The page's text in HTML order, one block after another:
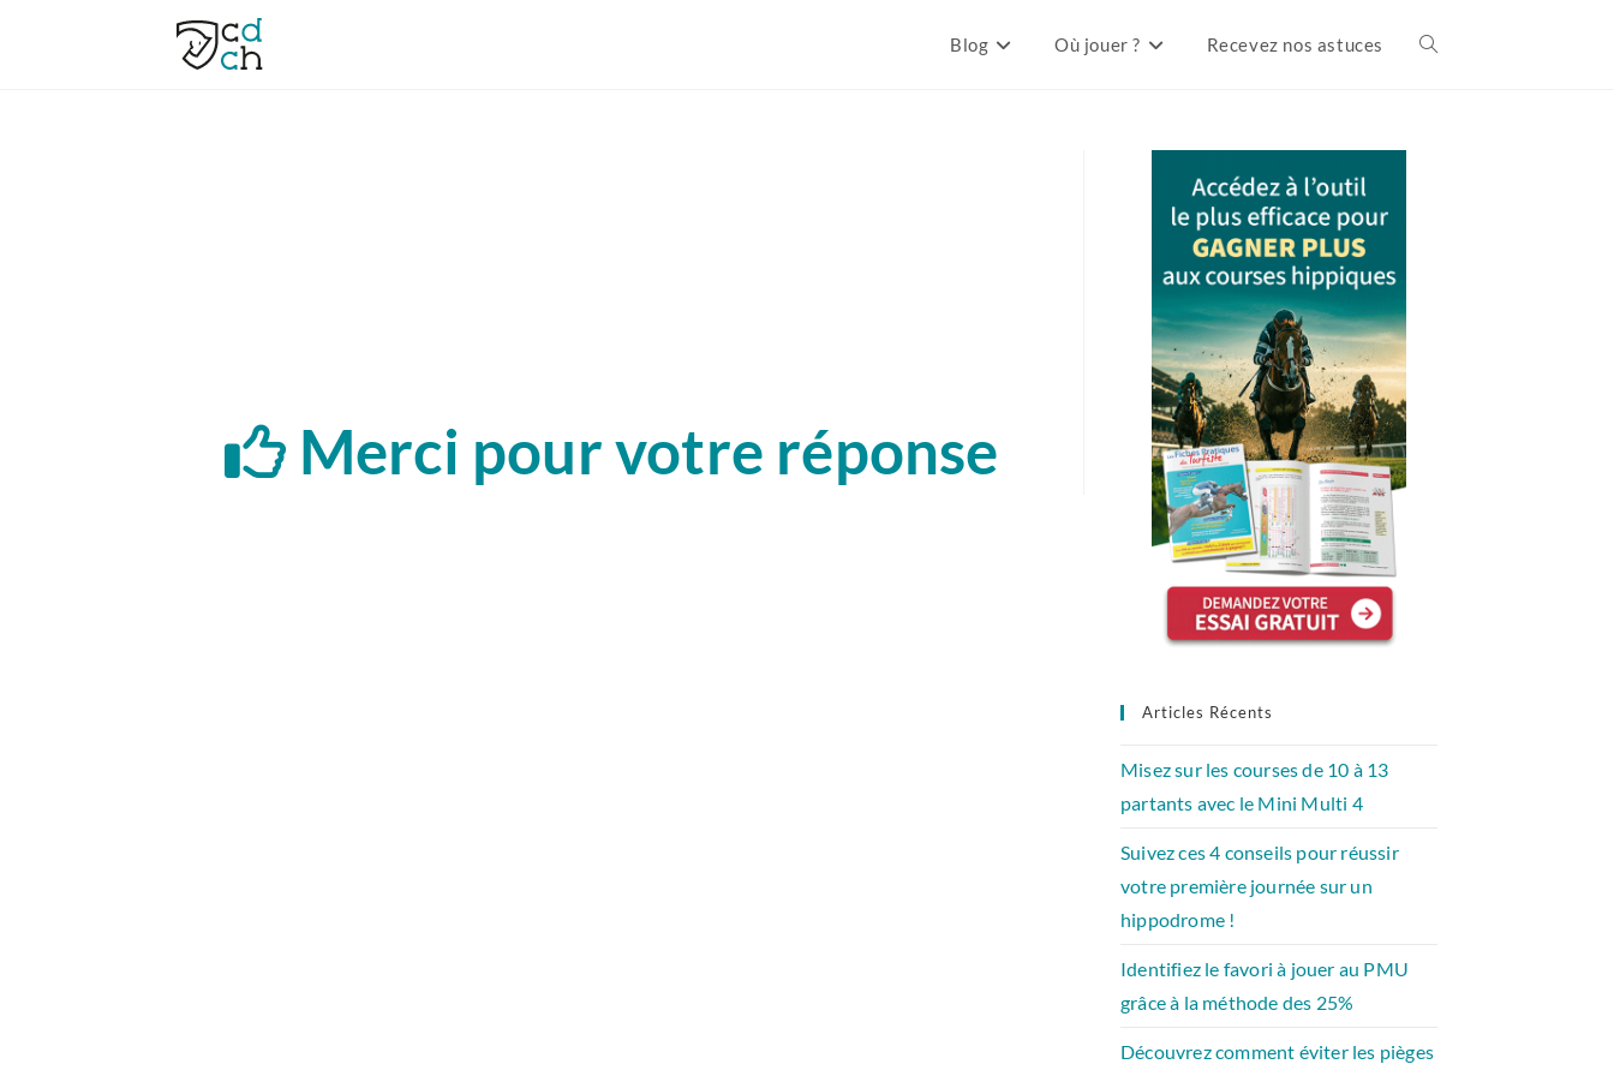
Blog Où jouer ? Recevez nos astuces
Merci pour votre réponse
Articles Récents
Misez sur les courses de 10 à 13
partants avec le Mini Multi 4
Suivez ces 4 conseils pour réussir
votre première journée sur un
hippodrome !
Identifiez le favori à jouer au PMU
grâce à la méthode des 25%
Découvrez comment éviter les pièges